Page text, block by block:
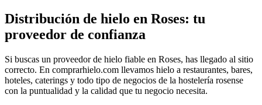
Distribución de hielo en Roses: tu
proveedor de confianza
Si buscas un proveedor de hielo fiable en Roses, has llegado al sitio
correcto. En comprarhielo.com llevamos hielo a restaurantes, bares,
hoteles, caterings y todo tipo de negocios de la hostelería rosense
con la puntualidad y la calidad que tu negocio necesita.